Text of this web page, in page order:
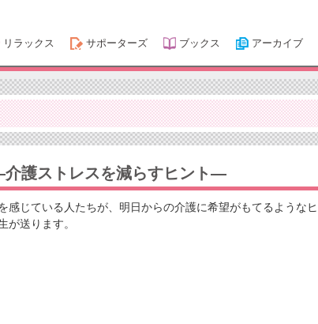
リラックス サポーターズ ブックス アーカイブ
護ストレスを減らすヒント―
感じている人たちが、明日からの介護に希望がもてるようなヒ
が送ります。